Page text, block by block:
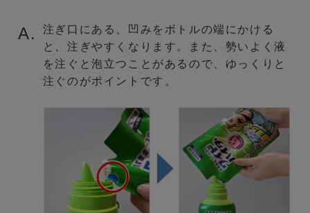
A.
注ぎ口にある、凹みをボトルの端にかける
と、注ぎやすくなります。また、勢いよく液
を注ぐと泡立つことがあるので、ゆっくりと
注ぐのがポイントです。